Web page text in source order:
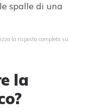
spalle di una
la risposta completa su
la